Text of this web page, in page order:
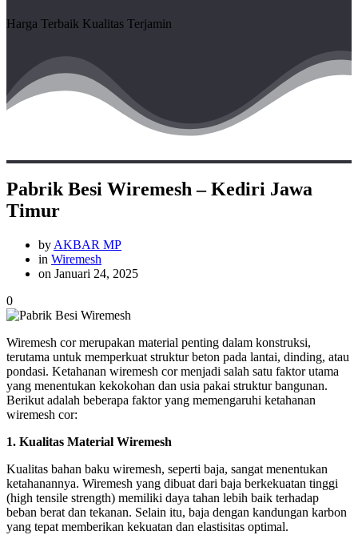
Harga Terbaik Kualitas Terjamin
Pabrik Besi Wiremesh – Kediri Jawa
Timur
by AKBAR MP
in Wiremesh
on Januari 24, 2025
0
Wiremesh cor merupakan material penting dalam konstruksi,
terutama untuk memperkuat struktur beton pada lantai, dinding, atau
pondasi. Ketahanan wiremesh cor menjadi salah satu faktor utama
yang menentukan kekokohan dan usia pakai struktur bangunan.
Berikut adalah beberapa faktor yang memengaruhi ketahanan
wiremesh cor:
1. Kualitas Material Wiremesh
Kualitas bahan baku wiremesh, seperti baja, sangat menentukan
ketahanannya. Wiremesh yang dibuat dari baja berkekuatan tinggi
(high tensile strength) memiliki daya tahan lebih baik terhadap
beban berat dan tekanan. Selain itu, baja dengan kandungan karbon
yang tepat memberikan kekuatan dan elastisitas optimal.